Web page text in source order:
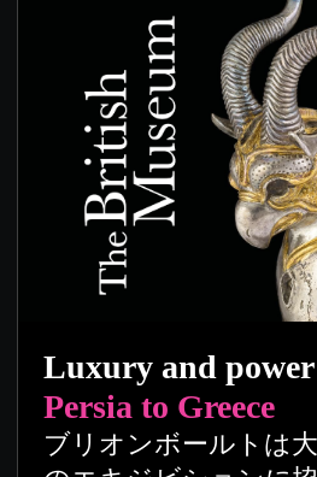
Luxury and power
Persia to Greece
ブリオンボールトは